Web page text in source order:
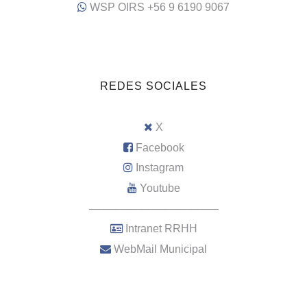
WSP OIRS +56 9 6190 9067
REDES SOCIALES
X
Facebook
Instagram
Youtube
–––––––––––––––––––––
Intranet RRHH
WebMail Municipal